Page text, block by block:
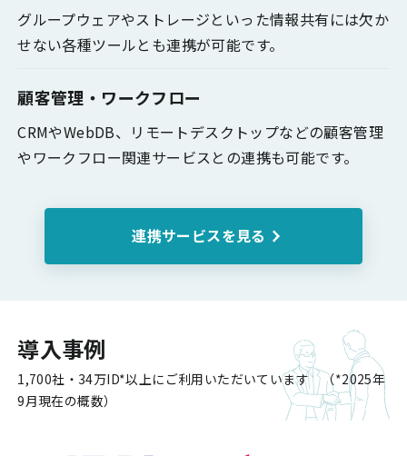
グループウェアやストレージといった情報共有には欠か
せない各種ツールとも連携が可能です。
顧客管理・ワークフロー
CRMやWebDB、リモートデスクトップなどの顧客管理
やワークフロー関連サービスとの連携も可能です。
連携サービスを見る
導入事例
1,700社・34万ID*以上にご利用いただいています （*2025年
9月現在の概数）